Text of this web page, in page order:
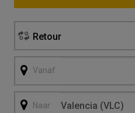
Retour
Vanaf
Naar